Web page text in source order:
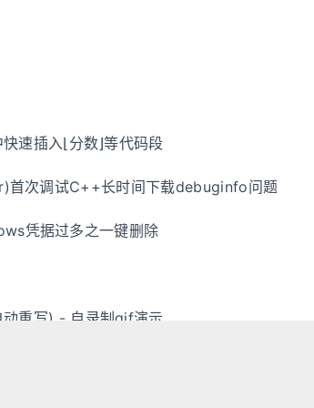
速插入⌊分数⌋等代码段
次调试C++长时间下载debuginfo问题
凭据过多之一键删除
重写) - 自录制gif演示